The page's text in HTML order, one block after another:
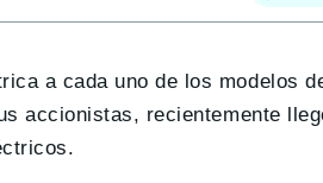
a cada uno de los modelos
accionistas, recientemente